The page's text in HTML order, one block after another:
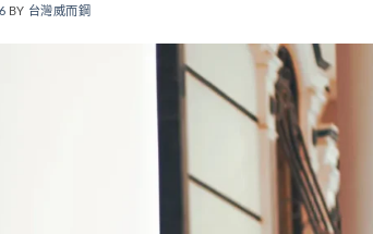
BY 台灣威而鋼